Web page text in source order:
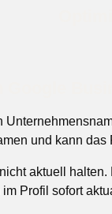
und kann
aktuell
Profil sofort